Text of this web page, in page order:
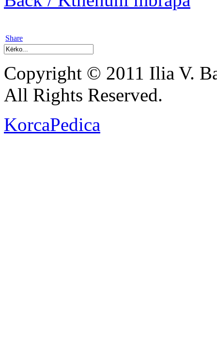
Share
Copyright © 2011 Ilia V.
All Rights Reserved.
KorcaPedica